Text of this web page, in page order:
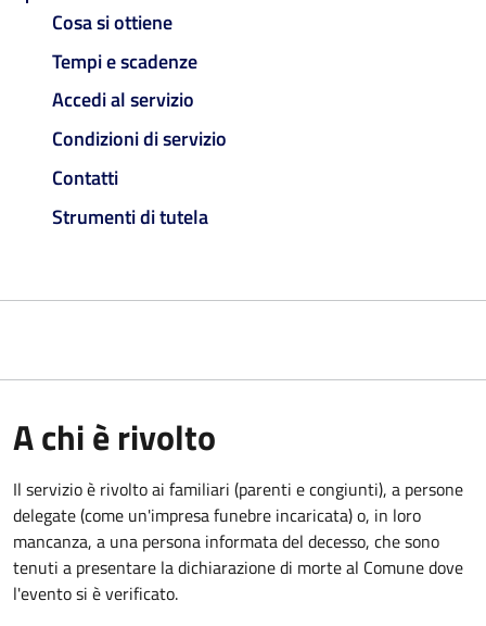
Cosa si ottiene
Tempi e scadenze
Accedi al servizio
Condizioni di servizio
Contatti
Strumenti di tutela
A chi è rivolto
Il servizio è rivolto ai familiari (parenti e congiunti), a persone
delegate (come un'impresa funebre incaricata) o, in loro
mancanza, a una persona informata del decesso, che sono
tenuti a presentare la dichiarazione di morte al Comune dove
l'evento si è verificato.